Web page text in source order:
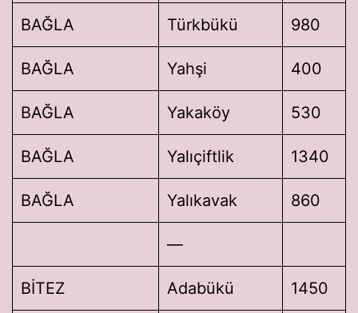
BAĞLA Türkbükü 980
BAĞLA Yahşi 400
BAĞLA Yakaköy 530
BAĞLA Yalıçiftlik 1340
BAĞLA Yalıkavak 860
—
BİTEZ Adabükü 1450